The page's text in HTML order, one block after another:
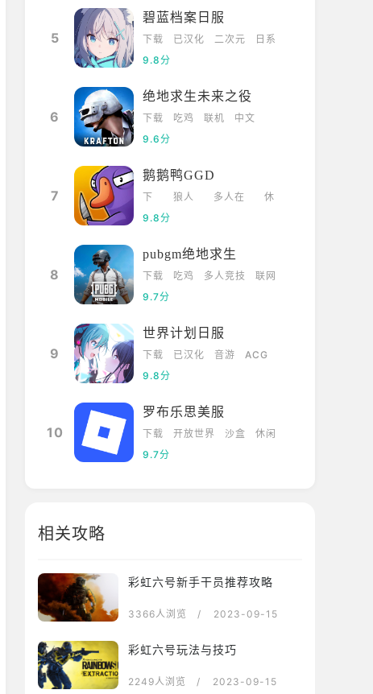
5
碧蓝档案日服
下载 已汉化 二次元
日系
9.8分
6
绝地求生未来之役
下载 吃鸡 联机
中文
9.6分
7
鹅鹅鸭GGD
下
载
狼人
多人在
休
9.8分
8
pubgm绝地求生
下载 吃鸡 多人竞技
联网
9.7分
9
世界计划日服
下载 已汉化 音游
ACG
9.8分
10
罗布乐思美服
下载 开放世界 沙盒
休闲
9.7分
相关攻略
彩虹六号新手干员推荐攻略
3366人浏览 / 2023-09-15
彩虹六号玩法与技巧
2249人浏览 / 2023-09-15